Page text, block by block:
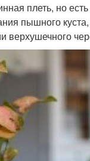
плеть, но
пышного
верхушечного